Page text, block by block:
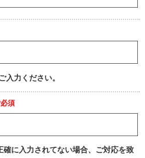
入力ください。
須
に入力されてない場合、ご対応を致